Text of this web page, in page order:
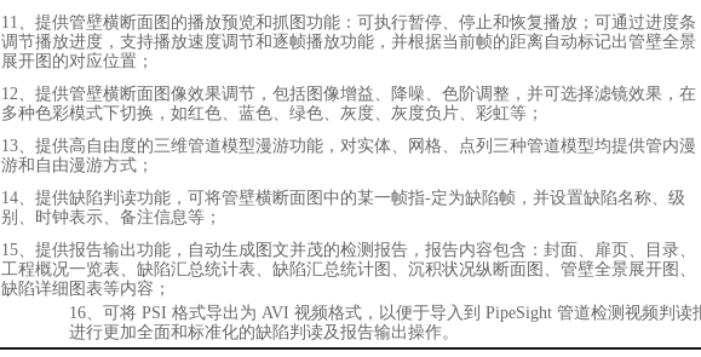
11、提供管壁横断面图的播放预览和抓图功能：可执行暂停、停止和恢复播放；可通过进度条
调节播放进度，支持播放速度调节和逐帧播放功能，并根据当前帧的距离自动标记出管壁全景
展开图的对应位置；
12、提供管壁横断面图像效果调节，包括图像增益、降噪、色阶调整，并可选择滤镜效果，在
多种色彩模式下切换，如红色、蓝色、绿色、灰度、灰度负片、彩虹等；
13、提供高自由度的三维管道模型漫游功能，对实体、网格、点列三种管道模型均提供管内漫
游和自由漫游方式；
14、提供缺陷判读功能，可将管壁横断面图中的某一帧指-定为缺陷帧，并设置缺陷名称、级
别、时钟表示、备注信息等；
15、提供报告输出功能，自动生成图文并茂的检测报告，报告内容包含：封面、扉页、目录、
工程概况一览表、缺陷汇总统计表、缺陷汇总统计图、沉积状况纵断面图、管壁全景展开图、
缺陷详细图表等内容；
16、可将 PSI 格式导出为 AVI 视频格式，以便于导入到 PipeSight 管道检测视频判读
进行更加全面和标准化的缺陷判读及报告输出操作。